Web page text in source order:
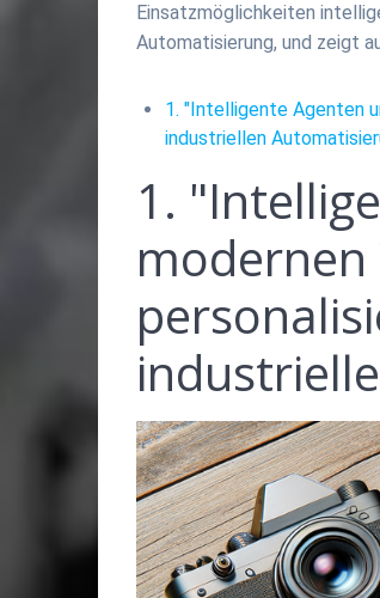
Einsatzmöglichkeiten
Automatisierung, und zeigt
1. "Intelligente Agenten
industriellen
1.
modernen